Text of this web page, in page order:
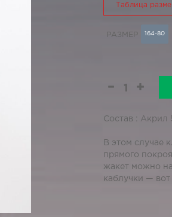
Таблица
РАЗМЕР 164-80
Состав : Акрил
В этом случае
прямого
жакет можно
каблучки — вот